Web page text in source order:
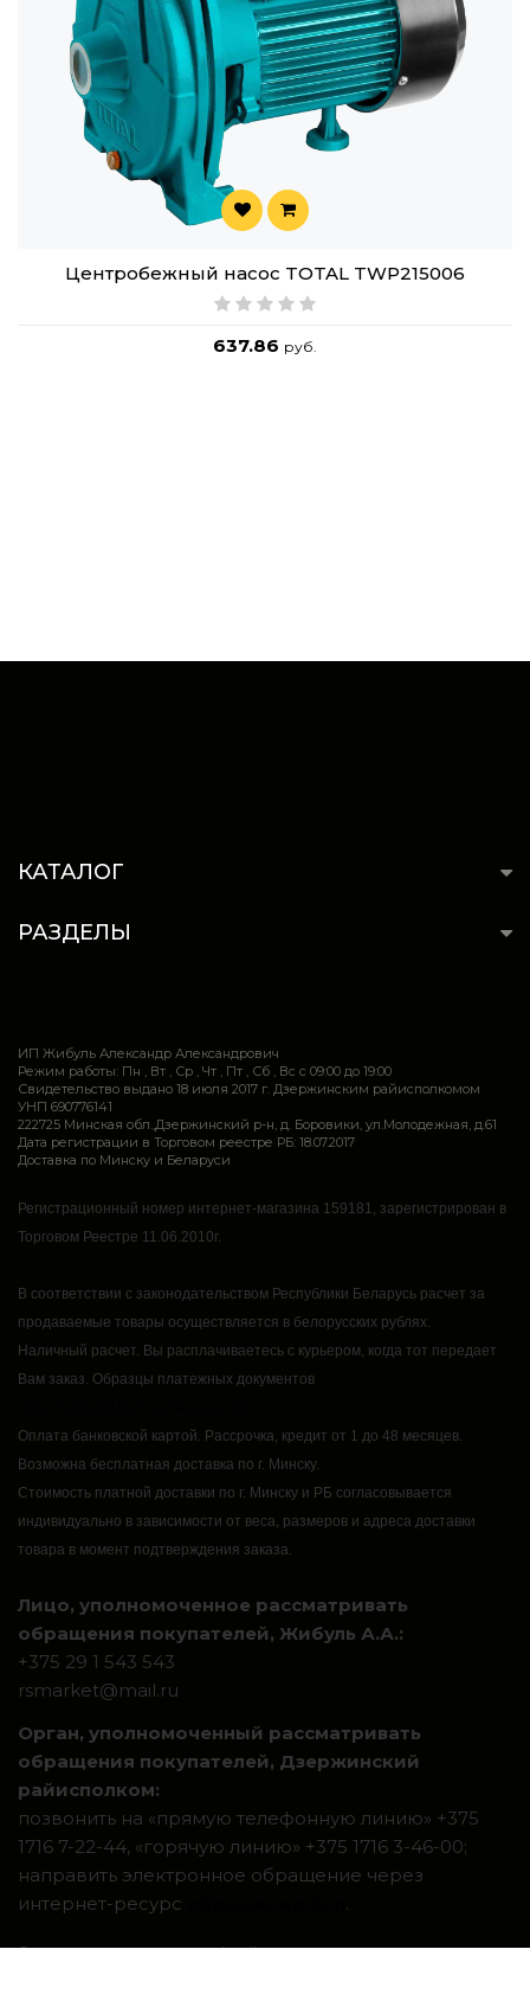
Центробежный насос TOTAL TWP215006
637.86 руб.
КАТАЛОГ
РАЗДЕЛЫ
ИП Жибуль Александр Александрович
Режим работы: Пн , Вт , Ср , Чт , Пт , Сб , Вс c 09:00 до 19:00
Свидетельство выдано 18 июля 2017 г. Дзержинским райисполкомом
УНП 690776141
222725 Минская обл.,Дзержинский р-н, д. Боровики, ул.Молодежная, д.61
Дата регистрации в Торговом реестре РБ: 18.07.2017
Доставка по Минску и Беларуси
Регистрационный номер интернет-магазина 159181, зарегистрирован в
Торговом Реестре 11.06.2010г.
В соответствии с законодательством Республики Беларусь расчет за
продаваемые товары осуществляется в белорусских рублях.
Наличный расчет. Вы расплачиваетесь с курьером, когда тот передает
Вам заказ. Образцы платежных документов
Оплата банковской картой. Рассрочка, кредит от 1 до 48 месяцев.
Возможна бесплатная доставка по г. Минску.
Стоимость платной доставки по г. Минску и РБ согласовывается
индивидуально в зависимости от веса, размеров и адреса доставки
товара в момент подтверждения заказа.
Лицо, уполномоченное рассматривать
обращения покупателей, Жибуль А.А.:
+375 29 1 543 543
rsmarket@mail.ru
Орган, уполномоченный рассматривать
обращения покупателей, Дзержинский
райисполком:
позвонить на «прямую телефонную линию» +375
1716 7-22-44, «горячую линию» +375 1716 3-46-00;
направить электронное обращение через
интернет-ресурс
.
Система интернет-магазинов beseller